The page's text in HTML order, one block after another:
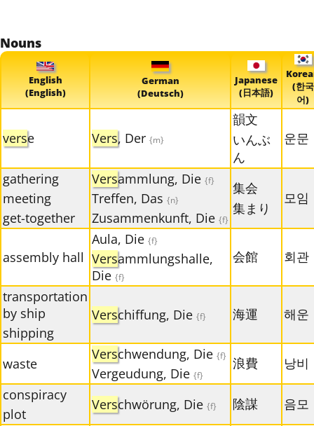
Nouns
English
(English)
German
(Deutsch)
Japanese
(日本語)
(한국
어)
verse Vers, Der {m}
韻文
いんぶ
ん
운문
gathering
meeting
get-together
Versammlung, Die {f}
Treffen, Das {n}
Zusammenkunft, Die {f}
集会
集まり
모임
assembly hall
Aula, Die {f}
Versammlungshalle,
Die {f}
会館 회관
transportation
by ship
shipping
Verschiffung, Die {f} 海運 해운
waste
Verschwendung, Die {f}
Vergeudung, Die {f}
浪費
낭비
conspiracy
plot
Verschwörung, Die {f} 陰謀 음모